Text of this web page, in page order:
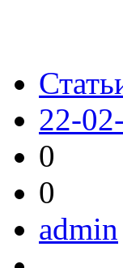
22-
0
0
admin